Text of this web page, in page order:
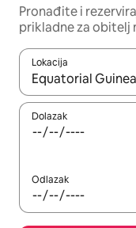
Pronađite i
prikladne za obitelj
Lokacija
Kada budu
Dolazak
Odlazak